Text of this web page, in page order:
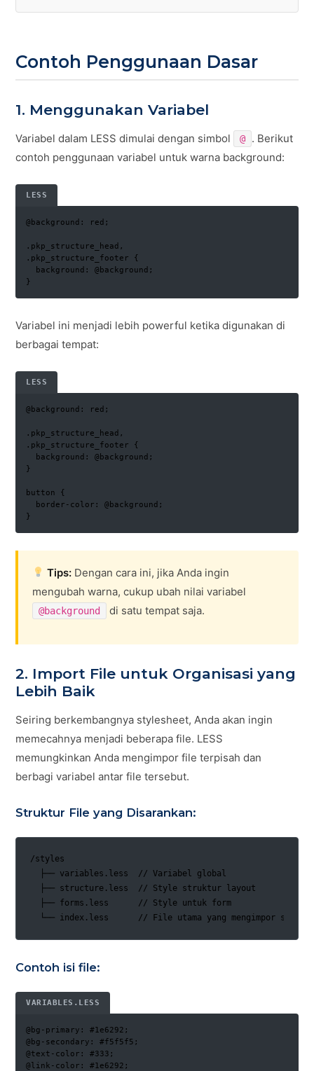
Contoh Penggunaan Dasar
1. Menggunakan Variabel
Variabel dalam LESS dimulai dengan simbol @
. Berikut
contoh penggunaan variabel untuk warna background:
LESS
@background: red;
.pkp_structure_head,
.pkp_structure_footer {
  background: @background;
}
Variabel ini menjadi lebih powerful ketika digunakan di
berbagai tempat:
LESS
@background: red;
.pkp_structure_head,
.pkp_structure_footer {
  background: @background;
}
button {
  border-color: @background;
}
Tips: Dengan cara ini, jika Anda ingin
mengubah warna, cukup ubah nilai variabel
@background di satu tempat saja.
2. Import File untuk Organisasi yang
Lebih Baik
Seiring berkembangnya stylesheet, Anda akan ingin
memecahnya menjadi beberapa file. LESS
memungkinkan Anda mengimpor file terpisah dan
berbagi variabel antar file tersebut.
Struktur File yang Disarankan:
/styles
  ├── variables.less  // Variabel global
  ├── structure.less  // Style struktur layout
  ├── forms.less      // Style untuk form
  └── index.less      // File utama yang mengimpor semua
Contoh isi file:
VARIABLES.LESS
@bg-primary: #1e6292;
@bg-secondary: #f5f5f5;
@text-color: #333;
@link-color: #1e6292;